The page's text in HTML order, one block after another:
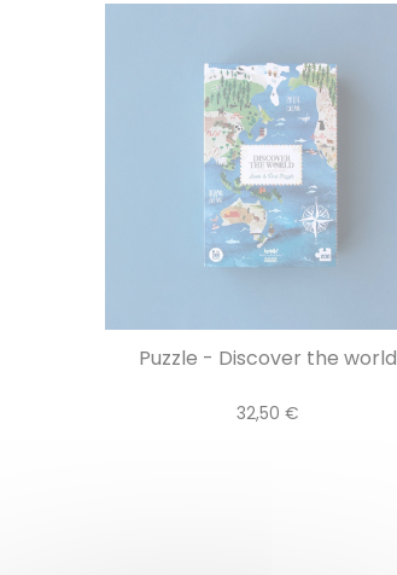
Puzzle - Discover the world
32,50 €